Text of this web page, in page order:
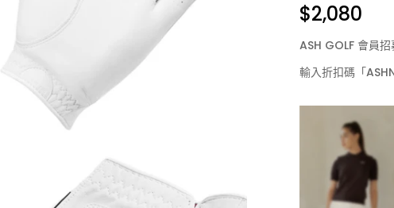
$2,080
ASH GOLF 會員
輸入折扣碼「